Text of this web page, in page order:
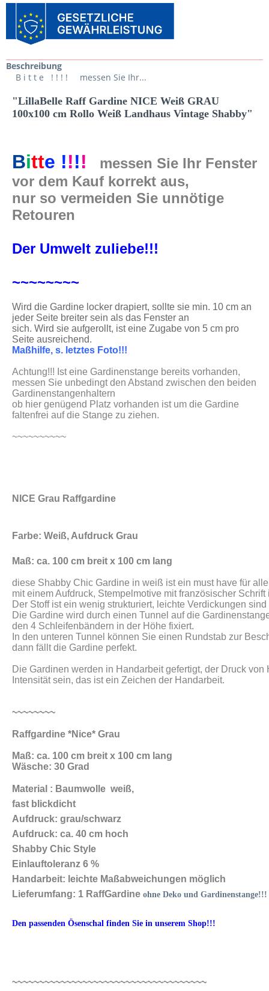
Beschreibung
B i t t e ! ! ! ! messen Sie Ihr...
"LillaBelle Raff Gardine NICE Weiß GRAU
100x100 cm Rollo Weiß Landhaus Vintage Shabby"
Bitte !!!!
messen Sie Ihr Fenster
vor dem Kauf korrekt aus,
nur so vermeiden Sie unnötige
Retouren
Der Umwelt zuliebe!!!
~~~~~~~~
Wird die Gardine locker drapiert, sollte sie min. 10 cm an
jeder Seite breiter sein als das Fenster an
sich. Wird sie aufgerollt, ist eine Zugabe von 5 cm pro
Seite ausreichend.
Maßhilfe, s. letztes Foto!!!
Achtung!!! Ist eine Gardinenstange bereits vorhanden,
messen Sie unbedingt den Abstand zwischen den beiden
Gardinenstangenhaltern
ob hier genügend Platz vorhanden ist um die Gardine
faltenfrei auf die Stange zu ziehen.
~~~~~~~~~~
NICE Grau Raffgardine
Farbe: Weiß, Aufdruck Grau
Maß: ca. 100 cm breit x 100 cm lang
diese Shabby Chic Gardine in weiß ist ein must have für
mit einem Aufdruck, Stempelmotive mit französischer Schrift
Der Stoff ist ein wenig strukturiert, leichte Verdickungen
Die Gardine wird durch einen Tunnel auf die
den 4 Schleifenbändern in der Höhe fixiert.
In den unteren Tunnel können Sie einen Rundstab zur
dann fällt die Gardine perfekt.
Die Gardinen werden in Handarbeit gefertigt, der Druck
Intensität sein, das ist ein Zeichen der Handarbeit.
~~~~~~~~
Raffgardine *Nice* Grau
Maß: ca. 100 cm breit x 100 cm lang
Wäsche: 30 Grad
Material : Baumwolle weiß,
fast blickdicht
Aufdruck: grau/schwarz
Aufdruck: ca. 40 cm hoch
Shabby Chic Style
Einlauftoleranz 6 %
Handarbeit: leichte Maßabweichungen möglich
Lieferumfang: 1 RaffGardine ohne Deko und Gardinenstange!!!
Den passenden Ösenschal finden Sie in unserem Shop!!!
~~~~~~~~~~~~~~~~~~~~~~~~~~~~~~~~~~~~